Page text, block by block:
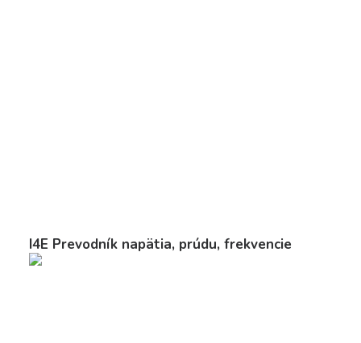
I4E Prevodník napätia, prúdu, frekvencie